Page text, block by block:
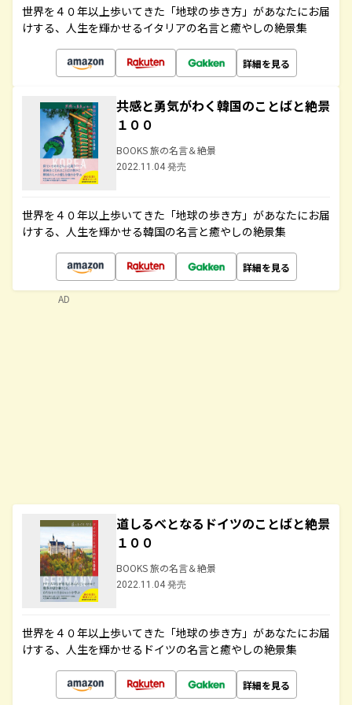
世界を４０年以上歩いてきた「地球の歩き方」があなたにお届
けする、人生を輝かせるイタリアの名言と癒やしの絶景集
詳細を見る
共感と勇気がわく韓国のことばと絶景
１００
BOOKS 旅の名言＆絶景
2022.11.04 発売
世界を４０年以上歩いてきた「地球の歩き方」があなたにお届
けする、人生を輝かせる韓国の名言と癒やしの絶景集
詳細を見る
道しるべとなるドイツのことばと絶景
１００
BOOKS 旅の名言＆絶景
2022.11.04 発売
世界を４０年以上歩いてきた「地球の歩き方」があなたにお届
けする、人生を輝かせるドイツの名言と癒やしの絶景集
詳細を見る
AD